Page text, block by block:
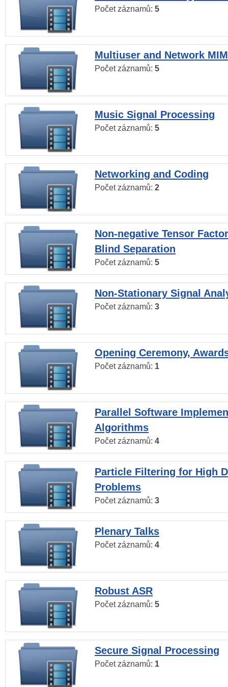
Počet záznamů: 5
Multiuser and Network
Počet záznamů: 5
Music Signal Processing
Počet záznamů: 5
Networking and Coding
Počet záznamů: 2
Non-negative Tensor
Blind Separation
Počet záznamů: 5
Non-Stationary Signal
Počet záznamů: 3
Opening Ceremony,
Počet záznamů: 1
Parallel Software
Algorithms
Počet záznamů: 4
Particle Filtering for High
Problems
Počet záznamů: 3
Plenary Talks
Počet záznamů: 4
Robust ASR
Počet záznamů: 5
Secure Signal Processing
Počet záznamů: 1